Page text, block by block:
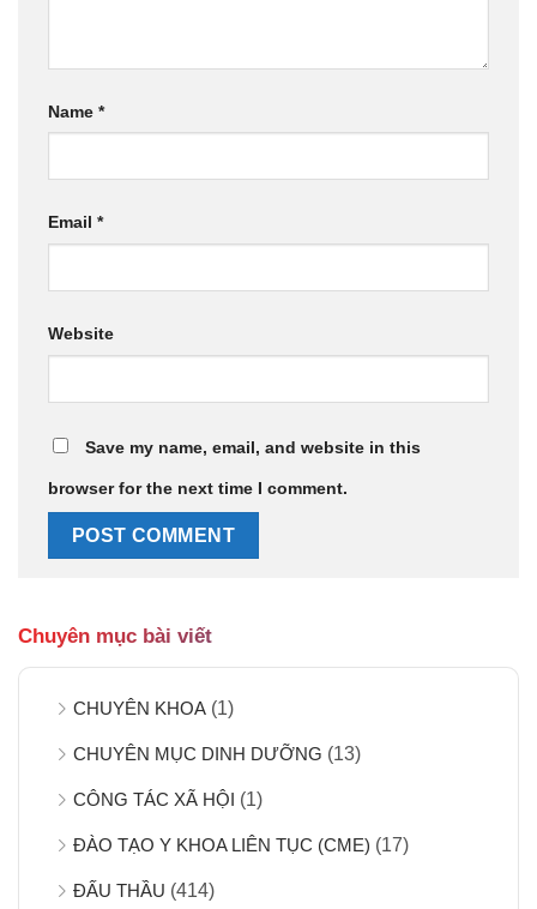
Name *
Email *
Website
Save my name, email, and website in this
browser for the next time I comment.
Chuyên mục bài viết
CHUYÊN KHOA (1)
CHUYÊN MỤC DINH DƯỠNG (13)
CÔNG TÁC XÃ HỘI (1)
ĐÀO TẠO Y KHOA LIÊN TỤC (CME) (17)
ĐẤU THẦU (414)